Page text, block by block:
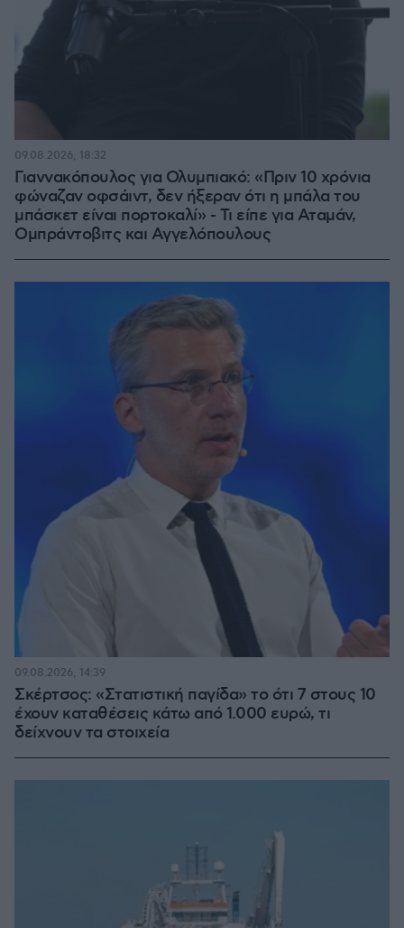
Γιαννακόπουλος για Ολυμπιακό: «Πριν 10 χρόνια
φώναζαν οφσάιντ, δεν ήξεραν ότι η μπάλα του
μπάσκετ είναι πορτοκαλί» - Τι είπε για Αταμάν,
Ομπράντοβιτς και Αγγελόπουλους
09.08.2026, 18:32
Σκέρτσος: «Στατιστική παγίδα» το ότι 7 στους 10
έχουν καταθέσεις κάτω από 1.000 ευρώ, τι
δείχνουν τα στοιχεία
09.08.2026, 14:39